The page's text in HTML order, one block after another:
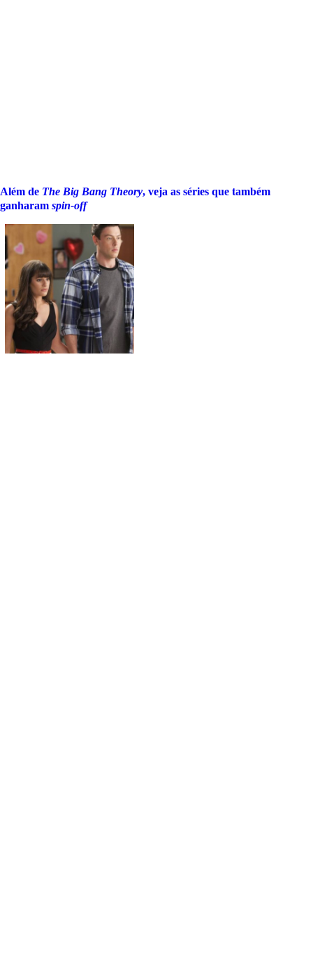
Além de The Big Bang Theory, veja as séries que também
ganharam spin-off